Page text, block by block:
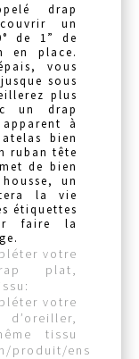
drap
un
de 1” de
en place.
vous
sous
plus
un drap
à
bien
ruban tête
de bien
un
la vie
étiquettes
faire la
votre
plat,
votre
tissu
produit/ensemble-